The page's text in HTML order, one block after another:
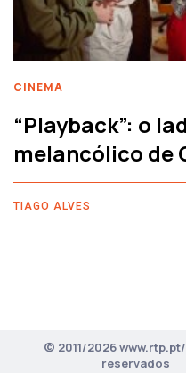
CINEMA
“Playback”: o
melancólico de
TIAGO ALVES
© 2011/2026
reservados